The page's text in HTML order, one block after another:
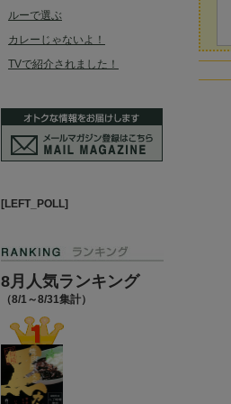
ルーで選ぶ
カレーじゃないよ！
TVで紹介されました！
[LEFT_POLL]
8月人気ランキング
（8/1～8/31集計）